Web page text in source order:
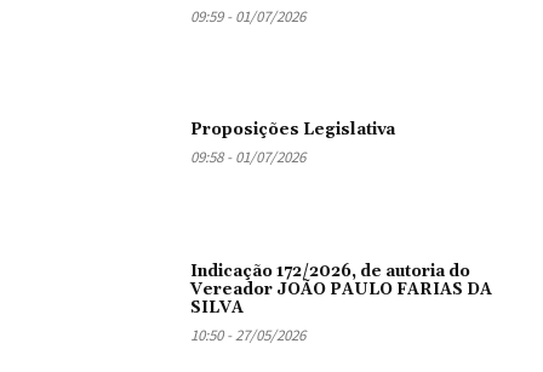
09:59 - 01/07/2026
Proposições Legislativa
09:58 - 01/07/2026
Indicação 172/2026, de autoria do
Vereador JOÃO PAULO FARIAS DA
SILVA
10:50 - 27/05/2026